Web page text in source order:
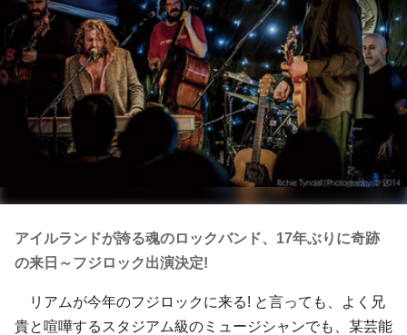
アイルランドが誇る魂のロックバンド、17年ぶりに奇跡
の来日～フジロック出演決定!
リアムが今年のフジロックに来る! と言っても、よく兄
貴と喧嘩するスタジアム級のミュージシャンでも、某芸能